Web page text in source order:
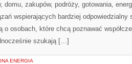
domu, zakupów, podróży, gotowania,
wspierających bardziej odpowiedzialny
o osobach, które chcą poznawać
szukają […]
ENERGIA